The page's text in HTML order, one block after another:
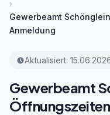
›
Gewerbeamt
Anmeldung
Aktualisiert:
Gewerbeamt